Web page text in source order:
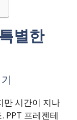
별한
만 시간이 지나
PPT 프레젠테